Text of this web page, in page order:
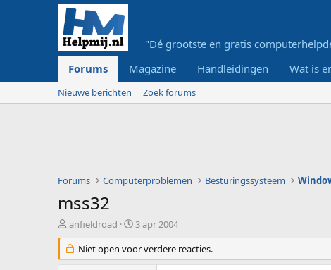
"Dé grootste en gratis
Forums
Magazine Handleidingen Wat is
Nieuwe berichten Zoek forums
Forums Computerproblemen Besturingssysteem
mss32
O
d
e
anfieldroad
S
a
r
3 apr 2004
Niet open voor verdere reacties.